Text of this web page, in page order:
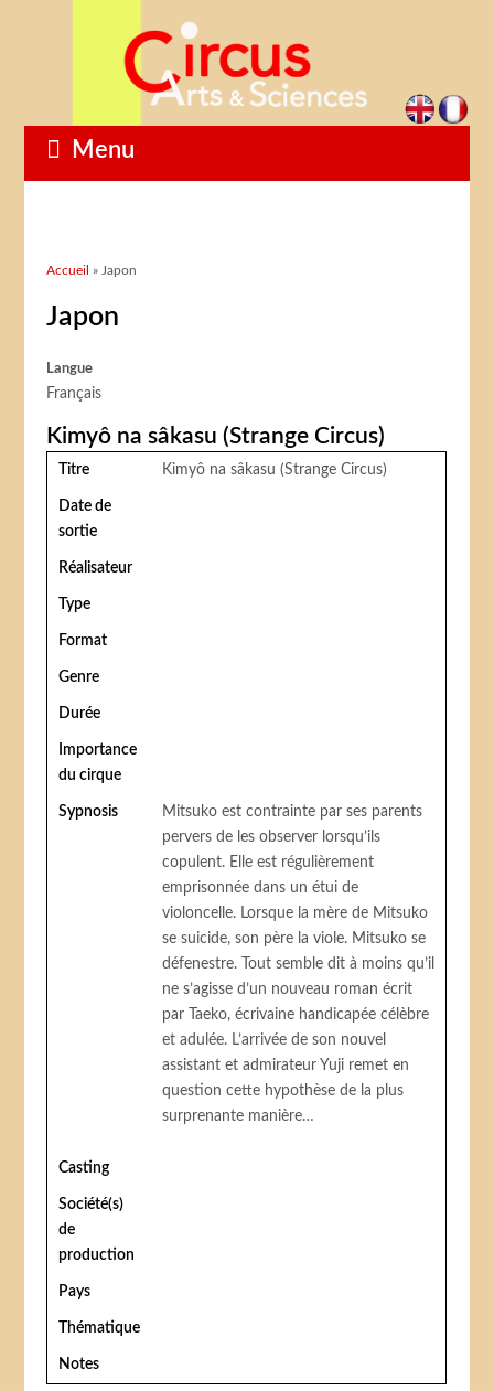
Menu
Vous êtes ici
Accueil » Japon
Japon
Langue
Français
Kimyô na sâkasu (Strange Circus)
Titre Kimyô na sâkasu (Strange Circus)
Date de
sortie
Réalisateur
Type
Format
Genre
Durée
Importance
du cirque
Sypnosis
Mitsuko est contrainte par ses parents
pervers de les observer lorsqu’ils
copulent. Elle est régulièrement
emprisonnée dans un étui de
violoncelle. Lorsque la mère de Mitsuko
se suicide, son père la viole. Mitsuko se
défenestre. Tout semble dit à moins qu’il
ne s’agisse d’un nouveau roman écrit
par Taeko, écrivaine handicapée célèbre
et adulée. L’arrivée de son nouvel
assistant et admirateur Yuji remet en
question cette hypothèse de la plus
surprenante manière…
Casting
Société(s)
de
production
Pays
Thématique
Notes